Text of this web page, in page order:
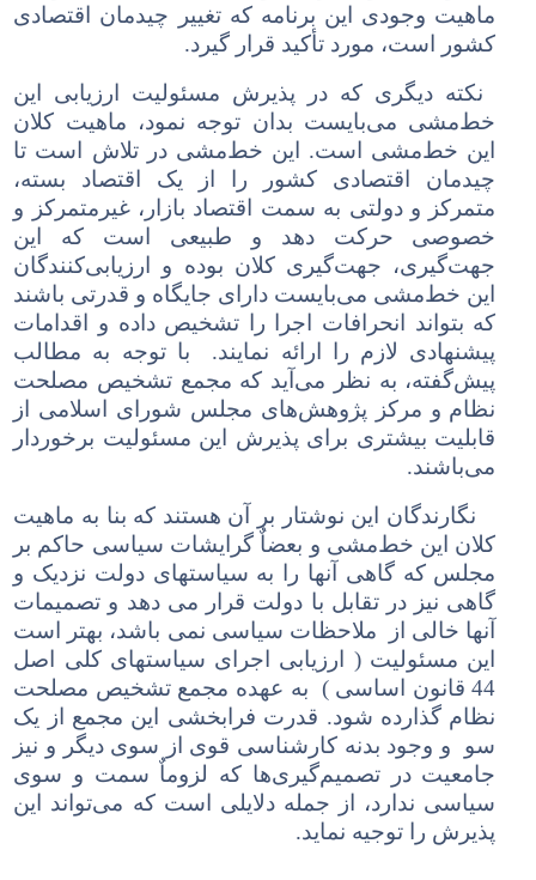
ماهیت وجودی این برنامه که تغییر چیدمان اقتصادی
کشور است، مورد تأکید قرار گیرد.
نکته دیگری که در پذیرش مسئولیت ارزیابی این
خط‌مشی می‌بایست بدان توجه نمود، ماهیت کلان
این خط‌مشی است. این خط‌مشی در تلاش است تا
چیدمان اقتصادی کشور را از یک اقتصاد بسته،
متمرکز و دولتی به سمت اقتصاد بازار، غیرمتمرکز و
خصوصی حرکت دهد و طبیعی است که این
جهت‌گیری، جهت‌گیری کلان بوده و ارزیابی‌کنندگان
این خط‌مشی می‌بایست دارای جایگاه و قدرتی باشند
که بتواند انحرافات اجرا را تشخیص داده و اقدامات
پیشنهادی لازم را ارائه نمایند. با توجه به مطالب
پیش‌گفته، به نظر می‌آید که مجمع تشخیص مصلحت
نظام و مرکز پژوهش‌های مجلس شورای اسلامی از
قابلیت بیشتری برای پذیرش این مسئولیت برخوردار
می‌باشند.
نگارندگان این نوشتار بر آن هستند که بنا به ماهیت
کلان این خط‌مشی و بعضاٌ گرایشات سیاسی حاکم بر
مجلس که گاهی آنها را به سیاستهای دولت نزدیک و
گاهی نیز در تقابل با دولت قرار می دهد و تصمیمات
آنها خالی از ملاحظات سیاسی نمی باشد، بهتر است
این مسئولیت ( ارزیابی اجرای سیاستهای کلی اصل
44 قانون اساسی ) به عهده مجمع تشخیص مصلحت
نظام گذارده شود. قدرت فرابخشی این مجمع از یک
سو و وجود بدنه کارشناسی قوی از سوی دیگر و نیز
جامعیت در تصمیم‌گیری‌ها که لزوماٌ سمت و سوی
سیاسی ندارد، از جمله دلایلی است که می‌تواند این
پذیرش را توجیه نماید.